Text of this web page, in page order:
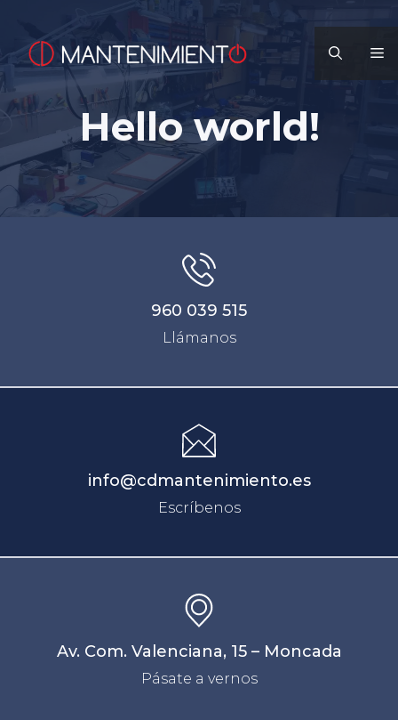
contenido
Hello world!
960 039 515
Llámanos
info@cdmantenimiento.es
Escríbenos
Av. Com. Valenciana, 15 – Moncada
Pásate a vernos